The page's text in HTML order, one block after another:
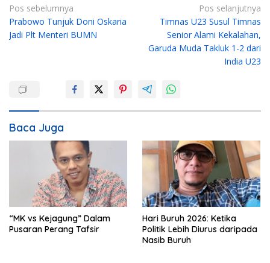
N
a
v
s
i
p
Pos sebelumnya
Prabowo Tunjuk Doni Oskaria
Jadi Plt Menteri BUMN
Pos selanjutnya
Timnas U23 Susul Timnas
Senior Alami Kekalahan,
Garuda Muda Takluk 1-2 dari
India U23
Baca Juga
“MK vs Kejagung” Dalam
Pusaran Perang Tafsir
Hari Buruh 2026: Ketika
Politik Lebih Diurus daripada
Nasib Buruh